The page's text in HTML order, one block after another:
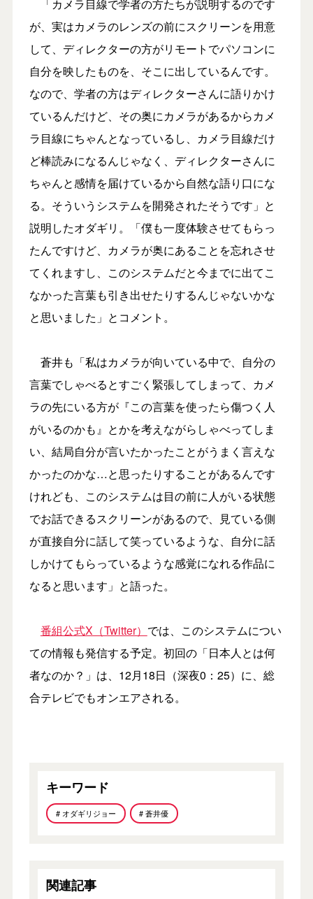
「カメラ目線で学者の方たちが説明するのです
が、実はカメラのレンズの前にスクリーンを用意
して、ディレクターの方がリモートでパソコンに
自分を映したものを、そこに出しているんです。
なので、学者の方はディレクターさんに語りかけ
ているんだけど、その奥にカメラがあるからカメ
ラ目線にちゃんとなっているし、カメラ目線だけ
ど棒読みになるんじゃなく、ディレクターさんに
ちゃんと感情を届けているから自然な語り口にな
る。そういうシステムを開発されたそうです」と
説明したオダギリ。「僕も一度体験させてもらっ
たんですけど、カメラが奥にあることを忘れさせ
てくれますし、このシステムだと今までに出てこ
なかった言葉も引き出せたりするんじゃないかな
と思いました」とコメント。
蒼井も「私はカメラが向いている中で、自分の
言葉でしゃべるとすごく緊張してしまって、カメ
ラの先にいる方が『この言葉を使ったら傷つく人
がいるのかも』とかを考えながらしゃべってしま
い、結局自分が言いたかったことがうまく言えな
かったのかな…と思ったりすることがあるんです
けれども、このシステムは目の前に人がいる状態
でお話できるスクリーンがあるので、見ている側
が直接自分に話して笑っているような、自分に話
しかけてもらっているような感覚になれる作品に
なると思います」と語った。
番組公式X（Twitter） では、このシステムについ
ての情報も発信する予定。初回の「日本人とは何
者なのか？」は、12月18日（深夜0：25）に、総
合テレビでもオンエアされる。
キーワード
# オダギリジョー # 蒼井優
関連記事